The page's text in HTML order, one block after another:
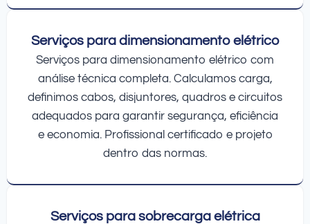
Serviços para dimensionamento elétrico
Serviços para dimensionamento elétrico com
análise técnica completa. Calculamos carga,
definimos cabos, disjuntores, quadros e circuitos
adequados para garantir segurança, eficiência
e economia. Profissional certificado e projeto
dentro das normas.
Serviços para sobrecarga elétrica